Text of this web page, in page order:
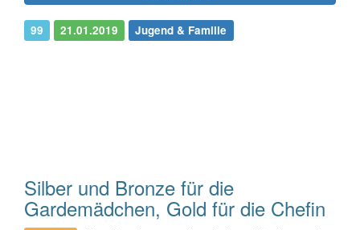
99 21.01.2019 Jugend & Familie
Silber und Bronze für die
Gardemädchen, Gold für die Chefin